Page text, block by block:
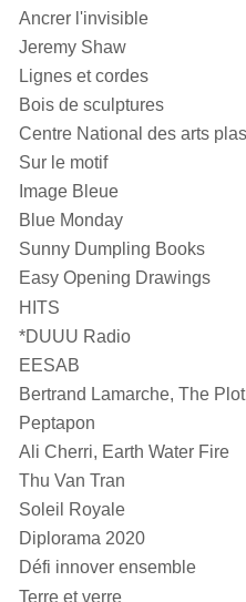
Ancrer l'invisible
Jeremy Shaw
Lignes et cordes
Bois de sculptures
Sur le motif
Image Bleue
Blue Monday
Sunny Dumpling Books
Easy Opening Drawings
HITS
*DUUU Radio
EESAB
Bertrand Lamarche, The Plot
Peptapon
Ali Cherri, Earth Water Fire
Thu Van Tran
Soleil Royale
Diplorama 2020
Défi innover ensemble
Terre et verre